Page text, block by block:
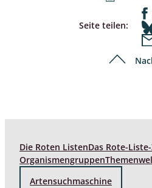
Seite teilen:
Die Roten ListenDas Rote-
Organismengruppen
Artensuchmaschine